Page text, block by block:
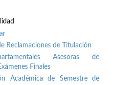
Reclamaciones de Titulación
Asesoras de
Finales
Académica de Semestre de